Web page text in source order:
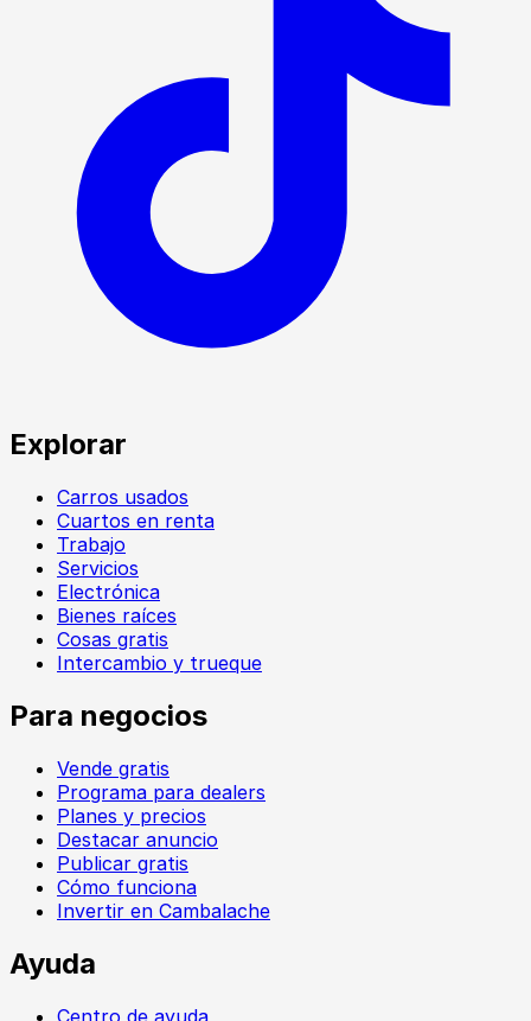
Explorar
Carros usados
Cuartos en renta
Trabajo
Servicios
Electrónica
Bienes raíces
Cosas gratis
Intercambio y trueque
Para negocios
Vende gratis
Programa para dealers
Planes y precios
Destacar anuncio
Publicar gratis
Cómo funciona
Invertir en Cambalache
Ayuda
Centro de ayuda